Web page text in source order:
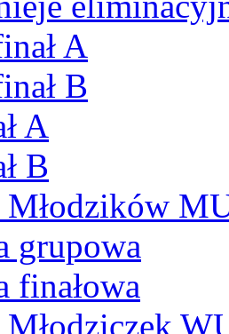
A
B
A
B
Młodzików
grupowa
finałowa
Młodziczek